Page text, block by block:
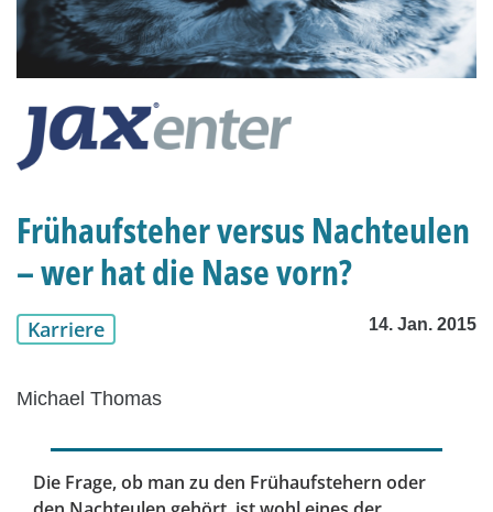
Frühaufsteher versus Nachteulen
– wer hat die Nase vorn?
Karriere 14. Jan. 2015
Michael Thomas
Die Frage, ob man zu den Frühaufstehern oder